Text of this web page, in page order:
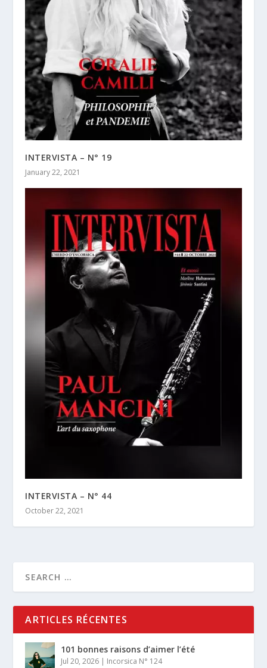
INTERVISTA – N° 19
January 22, 2021
INTERVISTA – N° 44
October 22, 2021
ARTICLES RÉCENTES
101 bonnes raisons d’aimer l’été
Jul 20, 2026 Incorsica N° 124